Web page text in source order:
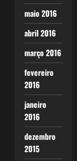
maio 2016
abril 2016
março 2016
fevereiro
2016
janeiro
2016
dezembro
2015